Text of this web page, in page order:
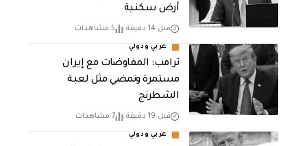
أرض سكنية
قبل 14 دقيقة 5 مشاهدات
عربي ودولي
‏ترامب: المفاوضات مع إيران
مستمرة وتمضي مثل لعبة
الشطرنج
قبل 19 دقيقة 7 مشاهدات
عربي ودولي